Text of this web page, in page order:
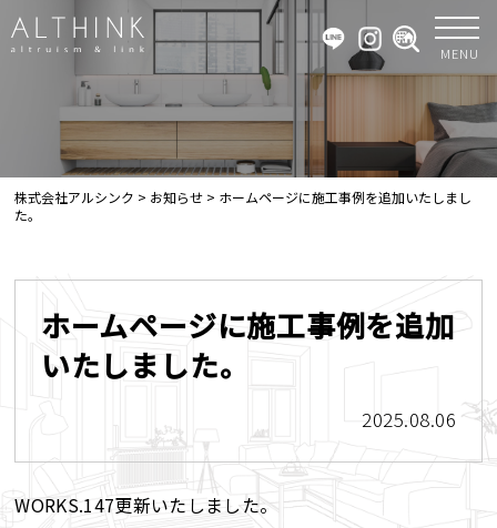
MENU
株式会社アルシンク > お知らせ > ホームページに施工事例を追加いたしまし
た。
ホームページに施工事例を追加
いたしました。
2025.08.06
WORKS.147更新いたしました。